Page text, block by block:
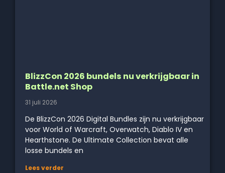
BlizzCon 2026 bundels nu verkrijgbaar in
Battle.net Shop
31 juli 2026
De BlizzCon 2026 Digital Bundles zijn nu verkrijgbaar
voor World of Warcraft, Overwatch, Diablo IV en
Hearthstone. De Ultimate Collection bevat alle
losse bundels en
Lees verder